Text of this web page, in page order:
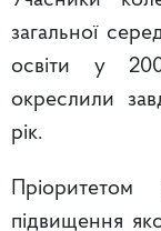
загальної
освіти у
окреслили
рік.
підвищення